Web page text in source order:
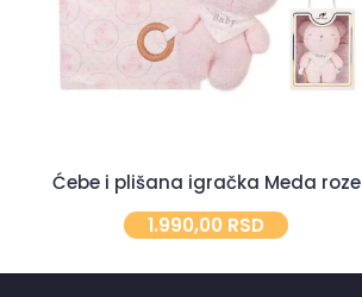
Ćebe i plišana igračka Meda roze
1.990,00 RSD